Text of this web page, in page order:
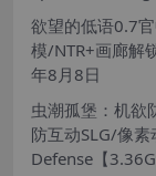
欲望的低语0.7
模/NTR+画廊解
年8月8日
虫潮孤堡：机欲
防互动SLG/像
Defense【3.36G